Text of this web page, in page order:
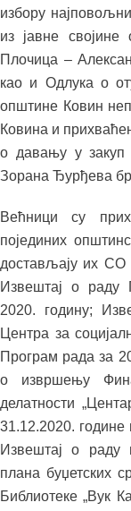
избору
из јавне
Плочица –
као и Одлука о
општине Ковин
Ковина и
о давању у закуп
Зорана Ђурђева
Већници су
појединих
достављају их СО
Извештај о раду
2020. годину;
Центра за
Програм рада за
о извршењу
делатности
31.12.2020.
Извештај о раду
плана буџетских
Библиотеке „Вук